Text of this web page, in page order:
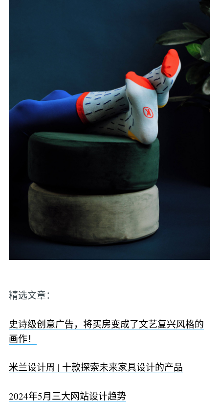
精选文章：
史诗级创意广告，将买房变成了文艺复兴风格的
画作！
米兰设计周 | 十款探索未来家具设计的产品
2024年5月三大网站设计趋势